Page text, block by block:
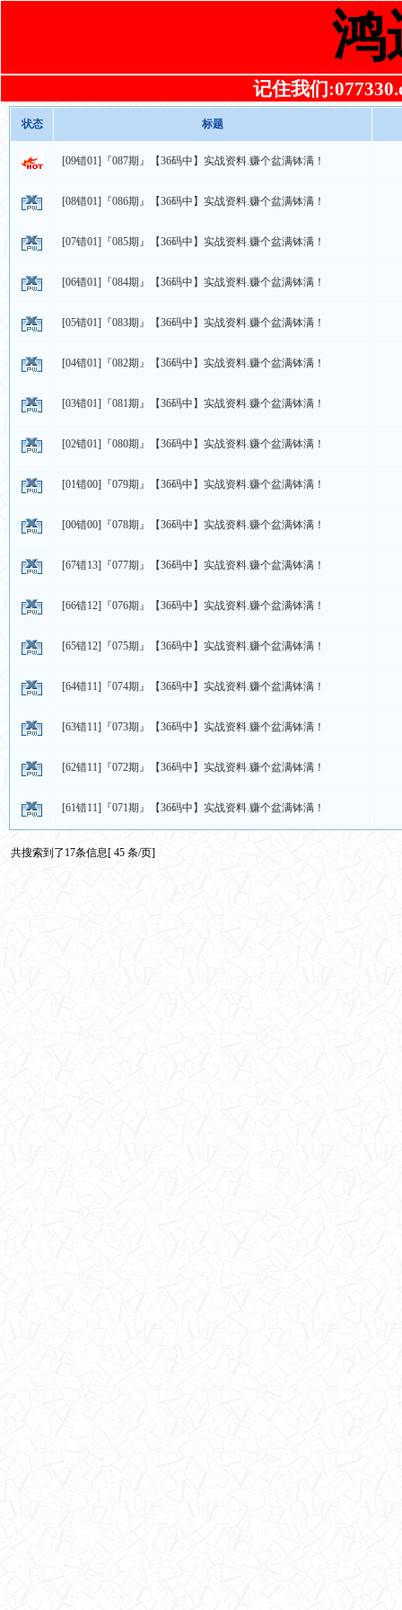
鸿
记住我们
状态 标题
[09错01]『087期』【36码中】实战资料.赚个盆满钵满！
[08错01]『086期』【36码中】实战资料.赚个盆满钵满！
[07错01]『085期』【36码中】实战资料.赚个盆满钵满！
[06错01]『084期』【36码中】实战资料.赚个盆满钵满！
[05错01]『083期』【36码中】实战资料.赚个盆满钵满！
[04错01]『082期』【36码中】实战资料.赚个盆满钵满！
[03错01]『081期』【36码中】实战资料.赚个盆满钵满！
[02错01]『080期』【36码中】实战资料.赚个盆满钵满！
[01错00]『079期』【36码中】实战资料.赚个盆满钵满！
[00错00]『078期』【36码中】实战资料.赚个盆满钵满！
[67错13]『077期』【36码中】实战资料.赚个盆满钵满！
[66错12]『076期』【36码中】实战资料.赚个盆满钵满！
[65错12]『075期』【36码中】实战资料.赚个盆满钵满！
[64错11]『074期』【36码中】实战资料.赚个盆满钵满！
[63错11]『073期』【36码中】实战资料.赚个盆满钵满！
[62错11]『072期』【36码中】实战资料.赚个盆满钵满！
[61错11]『071期』【36码中】实战资料.赚个盆满钵满！
共搜索到了17条信息[ 45 条/页]